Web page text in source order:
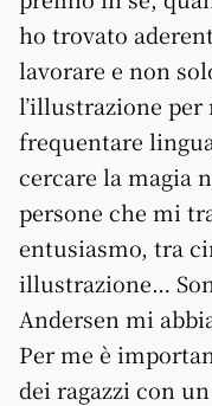
ho trovato
lavorare e non
l’illustrazione per
frequentare
cercare la magia
persone che mi
entusiasmo, tra
illustrazione…
Andersen mi
Per me è
dei ragazzi con